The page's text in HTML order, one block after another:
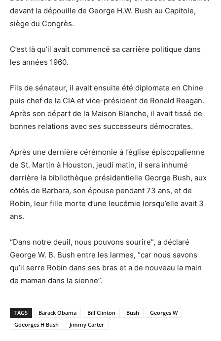
devant la dépouille de George H.W. Bush au Capitole,
siège du Congrès.
C’est là qu’il avait commencé sa carrière politique dans
les années 1960.
Fils de sénateur, il avait ensuite été diplomate en Chine
puis chef de la CIA et vice-président de Ronald Reagan.
Après son départ de la Maison Blanche, il avait tissé de
bonnes relations avec ses successeurs démocrates.
Après une dernière cérémonie à l’église épiscopalienne
de St. Martin à Houston, jeudi matin, il sera inhumé
derrière la bibliothèque présidentielle George Bush, aux
côtés de Barbara, son épouse pendant 73 ans, et de
Robin, leur fille morte d’une leucémie lorsqu’elle avait 3
ans.
“Dans notre deuil, nous pouvons sourire”, a déclaré
George W. B. Bush entre les larmes, “car nous savons
qu’il serre Robin dans ses bras et a de nouveau la main
de maman dans la sienne”.
TAGS Barack Obama Bill Clinton Bush
Georges W
Goeorges H Bush
Jimmy Carter